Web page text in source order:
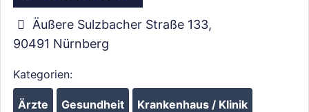
Äußere Sulzbacher Straße 133,
90491 Nürnberg
Kategorien:
Ärzte Gesundheit Krankenhaus / Klinik